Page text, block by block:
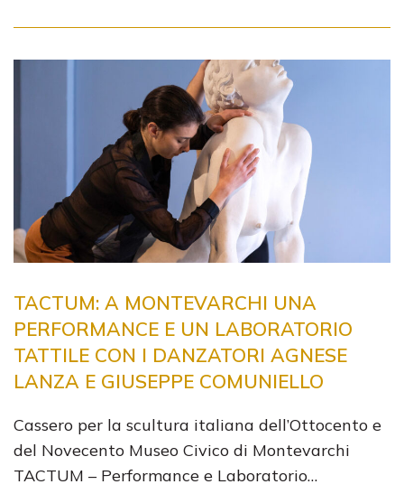
TACTUM: A MONTEVARCHI UNA
PERFORMANCE E UN LABORATORIO
TATTILE CON I DANZATORI AGNESE
LANZA E GIUSEPPE COMUNIELLO
Cassero per la scultura italiana dell’Ottocento e
del Novecento Museo Civico di Montevarchi
TACTUM – Performance e Laboratorio…